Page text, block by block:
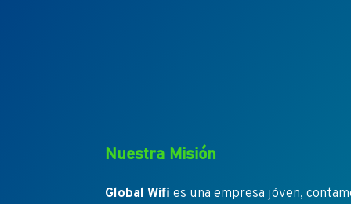
Nuestra Misión
Global Wifi es una empresa jóven,